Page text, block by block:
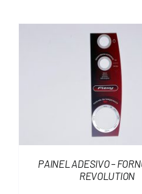
PAINEL ADESIVO –
REVOLUTION